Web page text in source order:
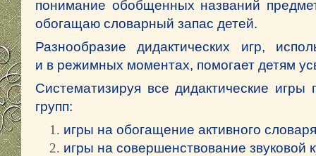
понимание обобщенных названий
обогащаю словарный запас детей.
Разнообразие дидактических игр,
и в режимных моментах, помогает детям
Систематизируя все дидактические
групп:
игры на обогащение активного
игры на совершенствование звуковой